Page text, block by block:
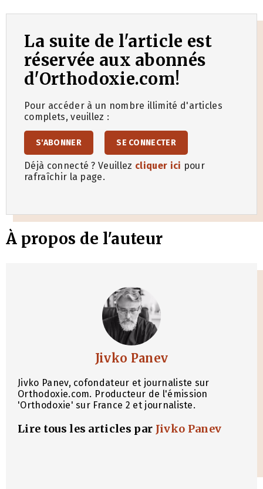
La suite de l'article est
réservée aux abonnés
d'Orthodoxie.com!
Pour accéder à un nombre illimité d'articles
complets, veuillez :
S'ABONNER SE CONNECTER
Déjà connecté ? Veuillez cliquer ici pour
rafraîchir la page.
À propos de l'auteur
Jivko Panev
Jivko Panev, cofondateur et journaliste sur
Orthodoxie.com. Producteur de l'émission
'Orthodoxie' sur France 2 et journaliste.
Lire tous les articles par Jivko Panev